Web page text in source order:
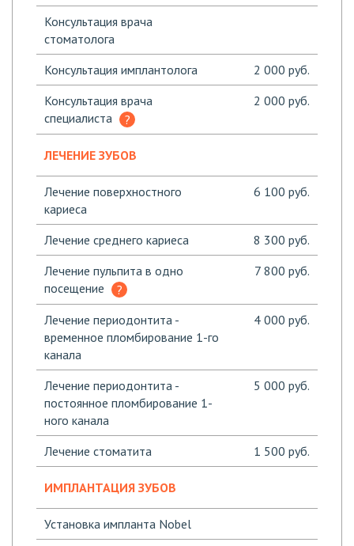
Консультация врача
стоматолога
Консультация имплантолога
2 000 руб.
Консультация врача
специалиста
2 000 руб.
ЛЕЧЕНИЕ ЗУБОВ
Лечение поверхностного
кариеса
6 100 руб.
Лечение среднего кариеса
8 300 руб.
Лечение пульпита в одно
посещение
7 800 руб.
Лечение периодонтита -
временное пломбирование 1-го
канала
4 000 руб.
Лечение периодонтита -
постоянное пломбирование 1-
ного канала
5 000 руб.
Лечение стоматита 1 500 руб.
ИМПЛАНТАЦИЯ ЗУБОВ
Установка импланта Nobel